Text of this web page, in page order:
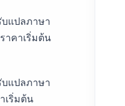
บแปลภาษา
าคาเริ่มต้น
บแปลภาษา
เริ่มต้น